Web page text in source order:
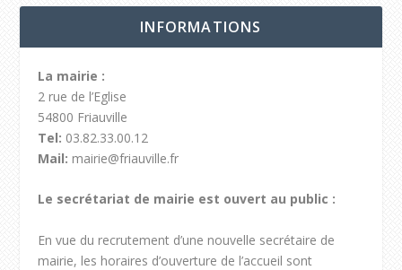
INFORMATIONS
La mairie :
2 rue de l’Eglise
54800 Friauville
Tel: 03.82.33.00.12
Mail: mairie@friauville.fr
Le secrétariat de mairie est ouvert au public :
En vue du recrutement d’une nouvelle secrétaire de
mairie, les horaires d’ouverture de l’accueil sont